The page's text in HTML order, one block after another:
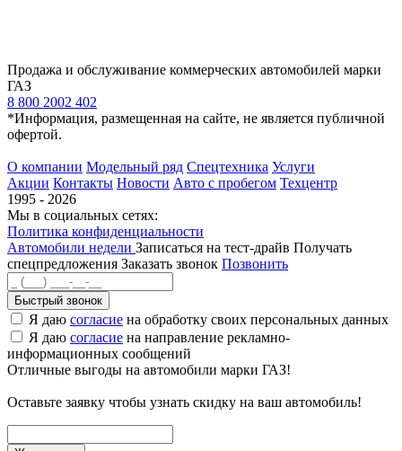
Продажа и обслуживание коммерческих автомобилей марки
ГАЗ
8 800 2002 402
*Информация, размещенная на сайте, не является публичной
офертой.
О компании Модельный ряд Спецтехника Услуги
Акции Контакты Новости Авто с пробегом Техцентр
1995 - 2026
Мы в социальных сетях:
Политика конфиденциальности
Автомобили недели Записаться на тест-драйв Получать
спецпредложения Заказать звонок Позвонить
Быстрый звонок
Я даю согласие на обработку своих персональных данных
Я даю согласие на направление рекламно-
информационных сообщений
Отличные выгоды на автомобили марки ГАЗ!
Оставьте заявку чтобы узнать скидку на ваш автомобиль!